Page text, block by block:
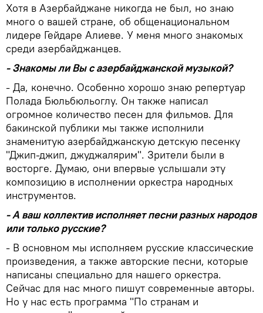
Хотя в Азербайджане никогда не был, но знаю
много о вашей стране, об общенациональном
лидере Гейдаре Алиеве. У меня много знакомых
среди азербайджанцев.
- Знакомы ли Вы с азербайджанской музыкой?
- Да, конечно. Особенно хорошо знаю репертуар
Полада Бюльбюльоглу. Он также написал
огромное количество песен для фильмов. Для
бакинской публики мы также исполнили
знаменитую азербайджанскую детскую песенку
"Джип-джип, джуджалярим". Зрители были в
восторге. Думаю, они впервые услышали эту
композицию в исполнении оркестра народных
инструментов.
- А ваш коллектив исполняет песни разных народов
или только русские?
- В основном мы исполняем русские классические
произведения, а также авторские песни, которые
написаны специально для нашего оркестра.
Сейчас для нас много пишут современные авторы.
Но у нас есть программа "По странам и